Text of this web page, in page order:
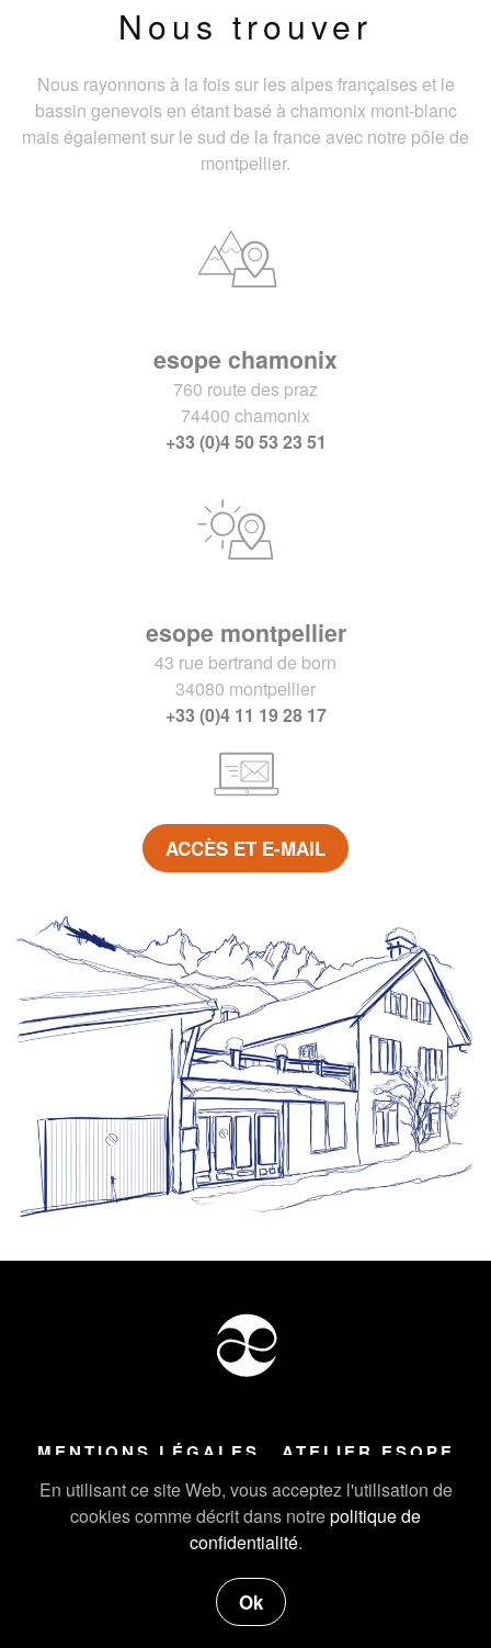
En utilisant ce site Web, vous acceptez l'utilisation de
cookies comme décrit dans notrepolitique de
confidentialité.
Ok
Nous trouver
Nous rayonnons à la fois sur les alpes françaises et le
bassin genevois en étant basé à chamonix mont-blanc
mais également sur le sud de la france avec notre pôle de
montpellier.
esope chamonix
760 route des praz
74400 chamonix
+33 (0)4 50 53 23 51
esope montpellier
43 rue bertrand de born
34080 montpellier
+33 (0)4 11 19 28 17
ACCÈS ET E-MAIL
MENTIONS LÉGALES ATELIER ESOPE